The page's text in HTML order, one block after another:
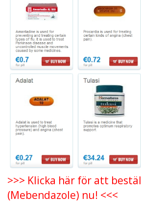
>>> Klicka här för att
(Mebendazole) nu! <<<